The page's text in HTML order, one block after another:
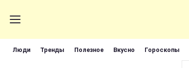
Люди Тренды Полезное Вкусно Гороскопы